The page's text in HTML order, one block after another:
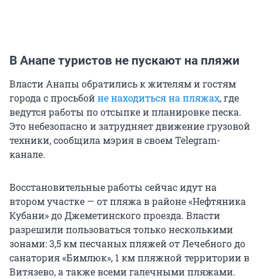
В Анапе туристов не пускают на пляжи
Власти Анапы обратились к жителям и гостям
города с просьбойне находиться на пляжах, где
ведутся работы по отсыпке и планировке песка.
Это небезопасно и затрудняет движение грузовой
техники, сообщила мэрия в своем Telegram-
канале.
Восстановительные работы сейчас идут на
втором участке — от пляжа в районе «Нефтяника
Кубани» до Джеметинского проезда. Власти
разрешили пользоваться только несколькими
зонами: 3,5 км песчаных пляжей от Лечебного до
санатория «Бимлюк», 1 км пляжной территории в
Витязево, а также всеми галечными пляжами.